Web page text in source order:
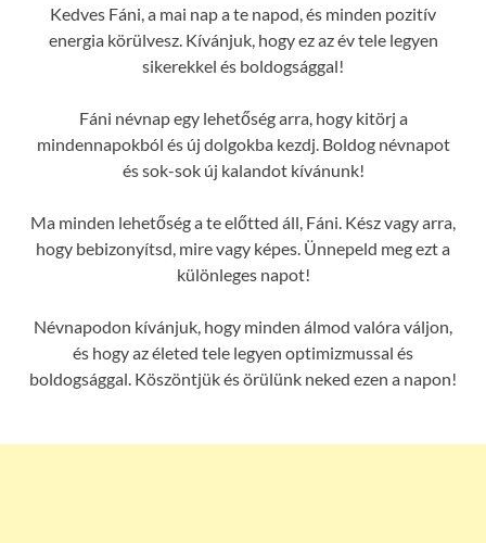
Kedves Fáni, a mai nap a te napod, és minden pozitív
energia körülvesz. Kívánjuk, hogy ez az év tele legyen
sikerekkel és boldogsággal!
Fáni névnap egy lehetőség arra, hogy kitörj a
mindennapokból és új dolgokba kezdj. Boldog névnapot
és sok-sok új kalandot kívánunk!
Ma minden lehetőség a te előtted áll, Fáni. Kész vagy arra,
hogy bebizonyítsd, mire vagy képes. Ünnepeld meg ezt a
különleges napot!
Névnapodon kívánjuk, hogy minden álmod valóra váljon,
és hogy az életed tele legyen optimizmussal és
boldogsággal. Köszöntjük és örülünk neked ezen a napon!